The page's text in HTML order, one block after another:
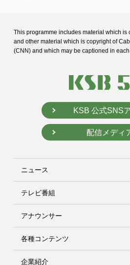
This programme includes material which is
and other material which is copyright of
(CNN) and which may be captioned in
KSB 公式SNS
配信メディ
ニュース
テレビ番組
アナウンサー
各種コンテンツ
企業紹介